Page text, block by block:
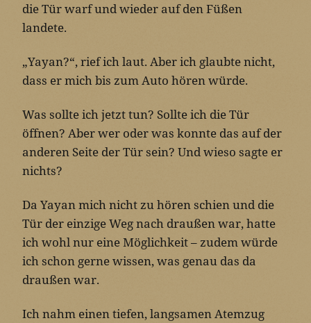
die Tür warf und wieder auf den Füßen
landete.
„Yayan?“, rief ich laut. Aber ich glaubte nicht,
dass er mich bis zum Auto hören würde.
Was sollte ich jetzt tun? Sollte ich die Tür
öffnen? Aber wer oder was konnte das auf der
anderen Seite der Tür sein? Und wieso sagte er
nichts?
Da Yayan mich nicht zu hören schien und die
Tür der einzige Weg nach draußen war, hatte
ich wohl nur eine Möglichkeit – zudem würde
ich schon gerne wissen, was genau das da
draußen war.
Ich nahm einen tiefen, langsamen Atemzug